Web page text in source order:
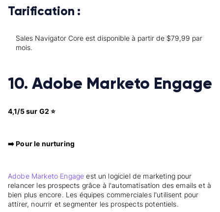
Tarification :
Sales Navigator Core est disponible à partir de $79,99 par
mois.
10. Adobe Marketo Engage
4,1/5 sur G2 ⭐
➡️ Pour le nurturing
Adobe Marketo Engage est un logiciel de marketing pour
relancer les prospects grâce à l'automatisation des emails et à
bien plus encore. Les équipes commerciales l'utilisent pour
attirer, nourrir et segmenter les prospects potentiels.